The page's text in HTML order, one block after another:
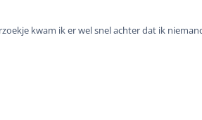
kwam ik er wel snel achter dat ik